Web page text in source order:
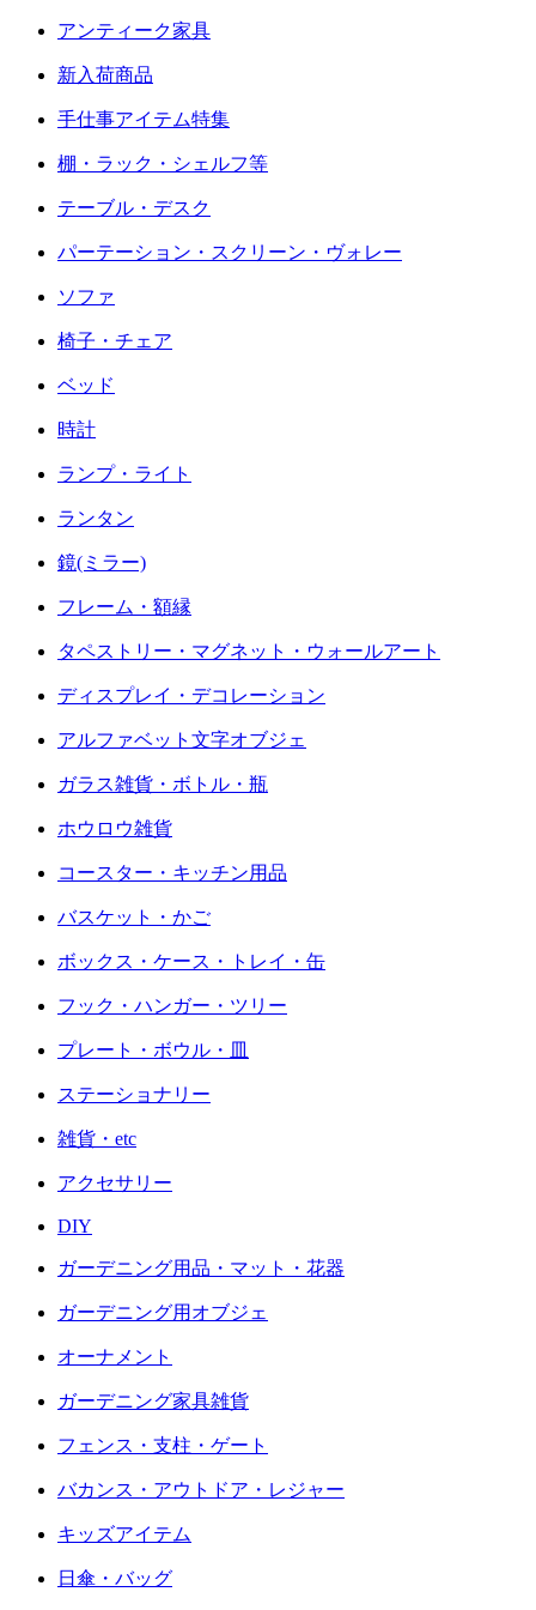
アンティーク家具
新入荷商品
手仕事アイテム特集
棚・ラック・シェルフ等
テーブル・デスク
パーテーション・スクリーン・ヴォレー
ソファ
椅子・チェア
ベッド
時計
ランプ・ライト
ランタン
鏡(ミラー)
フレーム・額縁
タペストリー・マグネット・ウォールアート
ディスプレイ・デコレーション
アルファベット文字オブジェ
ガラス雑貨・ボトル・瓶
ホウロウ雑貨
コースター・キッチン用品
バスケット・かご
ボックス・ケース・トレイ・缶
フック・ハンガー・ツリー
プレート・ボウル・皿
ステーショナリー
雑貨・etc
アクセサリー
DIY
ガーデニング用品・マット・花器
ガーデニング用オブジェ
オーナメント
ガーデニング家具雑貨
フェンス・支柱・ゲート
バカンス・アウトドア・レジャー
キッズアイテム
日傘・バッグ